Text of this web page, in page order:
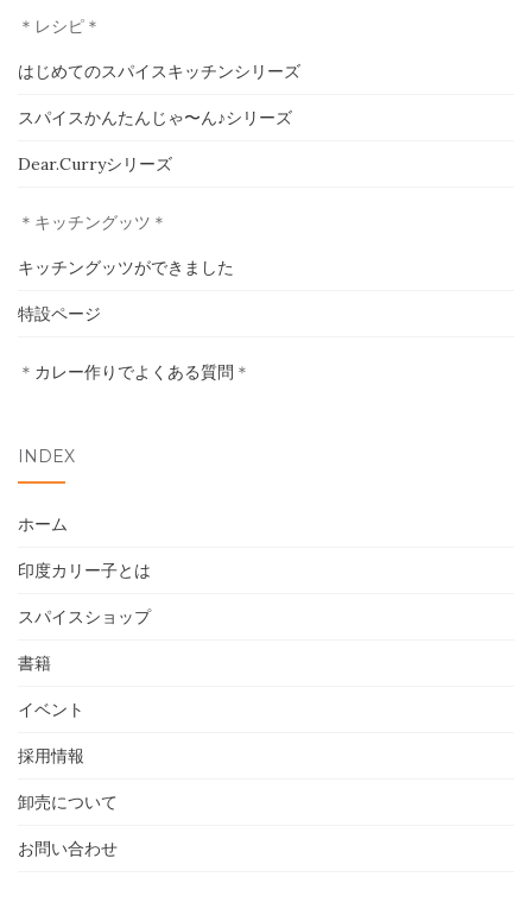
スパイスショップ
イベント
＊レシピ＊
はじめてのスパイスキッチンシリーズ
スパイスかんたんじゃ〜ん♪シリーズ
Dear.Curryシリーズ
＊キッチングッツ＊
キッチングッツができました
特設ページ
＊ カレー作りでよくある質問 ＊
INDEX
ホーム
印度カリー子とは
スパイスショップ
書籍
イベント
採用情報
卸売について
お問い合わせ